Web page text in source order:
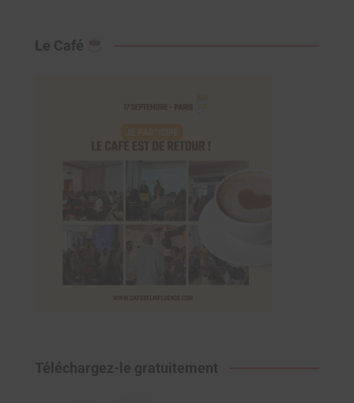
Le Café
Téléchargez-le gratuitement